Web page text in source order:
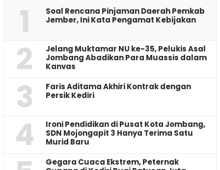
1
‎Soal Rencana Pinjaman Daerah Pemkab
Jember, Ini Kata Pengamat Kebijakan ‎
2
Jelang Muktamar NU ke-35, Pelukis Asal
Jombang Abadikan Para Muassis dalam
Kanvas
3
Faris Aditama Akhiri Kontrak dengan
Persik Kediri
4
Ironi Pendidikan di Pusat Kota Jombang,
SDN Mojongapit 3 Hanya Terima Satu
Murid Baru
‎Gegara Cuaca Ekstrem, Peternak